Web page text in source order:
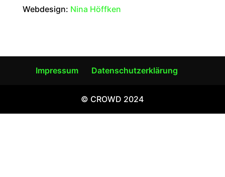
Webdesign: Nina Höffken
Impressum Datenschutzerklärung
© CROWD 2024